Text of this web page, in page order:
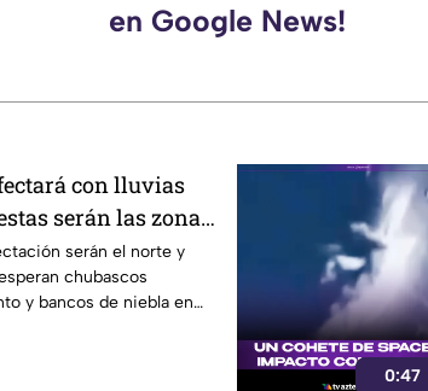
en Google News!
con lluvias
serán las zonas
serán el norte y
chubascos
y bancos de niebla en
y sureste habrá
0:47